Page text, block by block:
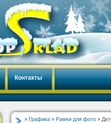
Контакты
» Графика » Рамки для фото »